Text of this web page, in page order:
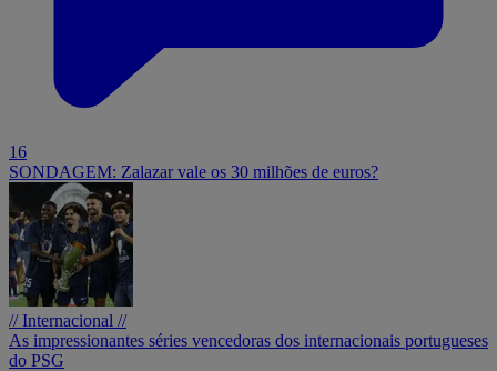
16
SONDAGEM: Zalazar vale os 30 milhões de euros?
// Internacional //
As impressionantes séries vencedoras dos internacionais portugueses
do PSG